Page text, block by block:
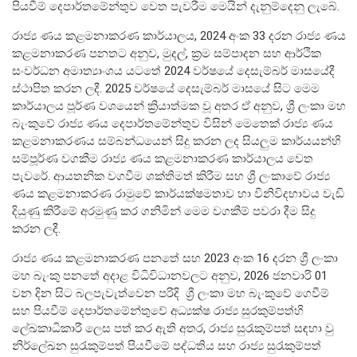
සංවිධාන ව්‍යුහය
පාලන ව්‍යුහය
ප්‍රධාන නිලධාරීන්
දෙපාර්තමේන්තු
පාලන සංග්‍රහ සහ ප්‍රතිපත්ති
එක්ස්ටර් වාර්තාව
පියවීම් දෙපාර්තමේන්තුව වෙත පැවරීම මෙයින් දැනුම්දෙනු ලැබේ.
රාජ්‍ය ණය කළමනාකරණ කාර්යාලය, 2024 අංක 33 දරන රාජ්‍ය ණය
කළමනාකරණ පනතට අනුව, මුදල්, ක්‍රම සම්පාදන සහ ආර්ථික
සංවර්ධන අමාත්‍යාංශය යටතේ 2024 වර්ෂයේ දෙසැම්බර් මාසයේදී
ස්ථාපිත කරන ලදී. 2025 වර්ෂයේ දෙසැම්බර් මාසයේ සිට මෙම
කාර්යාලය පූර්ණ වශයෙන් ක්‍රියාත්මක වූ අතර ඒ අනුව, ශ්‍රී ලංකා මහ
බැංකුවේ රාජ්‍ය ණය දෙපාර්තමේන්තුව විසින් මෙතෙක් රාජ්‍ය ණය
කළමනාකරණය සම්බන්ධයෙන් සිදු කරන ලද සියලුම කාර්යයන්හි
සම්පූර්ණ වගකීම රාජ්‍ය ණය කළමනාකරණ කාර්යාලය වෙත
පැවරේ. ආයතනික වගවීම ශක්තිමත් කිරීම සහ ශ්‍රී ලංකාවේ රාජ්‍ය
ණය කළමනාකරණ රාමුවේ කාර්යක්ෂමතාව හා විනිවිදභාවය වැඩි
දියුණු කිරීමේ අරමුණු කර ගනිමින් මෙම වගකීම් පවරා දීම සිදු
කරන ලදී.
රාජ්‍ය ණය කළමනාකරණ පනතේ සහ 2023 අංක 16 දරන ශ්‍රී ලංකා
මහ බැංකු පනතේ අදාළ විධිවිධානවලට අනුව, 2026 ජනවාරි 01
වන දින සිට බලපැවැත්වෙන පරිදි ශ්‍රී ලංකා මහ බැංකුවේ ගෙවීම්
සහ පියවීම් දෙපාර්තමේන්තුවේ අධ්‍යක්ෂ රාජ්‍ය සුරකුම්පත්හි
ලේඛකාධිකාරී ලෙස පත් කර ඇති අතර, රාජ්‍ය සුරැකුම්පත් සඳහා වු
නිර්ලේඛන සුරැකුම්පත් පියවීමේ පද්ධතිය සහ රාජ්‍ය සුරැකුම්පත්